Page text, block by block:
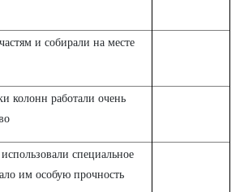
и собирали на месте
колонн работали очень
специальное
им особую прочность